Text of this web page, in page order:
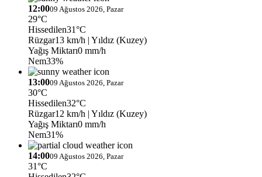
12:0009 Ağustos 2026, Pazar
29°C
Hissedilen31°C
Rüzgar13 km/h | Yıldız (Kuzey)
Yağış Miktarı0 mm/h
Nem33%
13:0009 Ağustos 2026, Pazar
30°C
Hissedilen32°C
Rüzgar12 km/h | Yıldız (Kuzey)
Yağış Miktarı0 mm/h
Nem31%
14:0009 Ağustos 2026, Pazar
31°C